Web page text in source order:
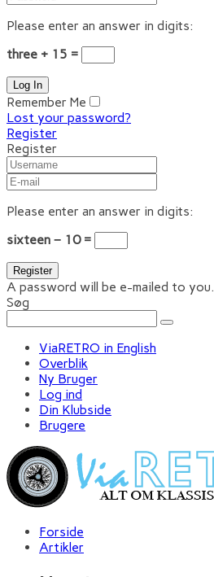
Please enter an answer in digits:
three + 15 =
Remember Me
Lost your password?
Register
Register
Please enter an answer in digits:
sixteen − 10 =
A password will be e-mailed to you.
Søg
ViaRETRO in English
Overblik
Ny Bruger
Log ind
Din Klubside
Brugere
Forside
Artikler